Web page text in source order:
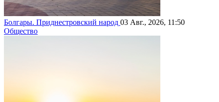
Болгары. Приднестровский народ 03 Авг., 2026, 11:50
Общество